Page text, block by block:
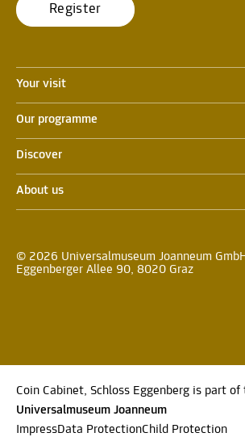
Register
Your visit
Our programme
Discover
About us
© 2026 Universalmuseum Joanneum GmbH
Eggenberger Allee 90, 8020 Graz
Coin Cabinet, Schloss Eggenberg is part of
Universalmuseum Joanneum
ImpressData ProtectionChild Protection